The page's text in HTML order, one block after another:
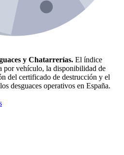
y Chatarrerías. El índice
por vehículo, la disponibilidad de
del certificado de destrucción y el
desguaces operativos en España.